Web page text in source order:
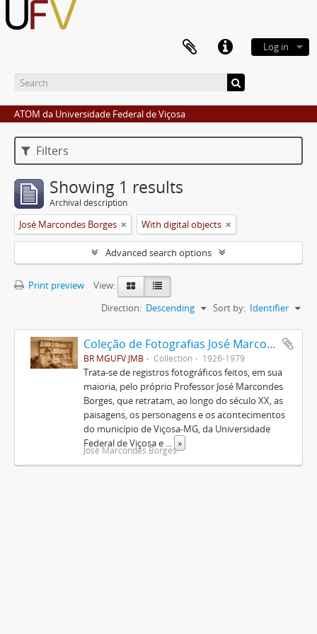
Log in
ATOM da Universidade Federal de Viçosa
Filters
Showing 1 results
Archival description
José Marcondes Borges With digital objects
Advanced search options
Print preview
View:
Sort by: Identifier
Direction: Descending
Coleção de Fotografias José Marcondes Borges
BR MGUFV JMB Collection 1926-1979
Trata-se de registros fotográficos feitos, em sua
maioria, pelo próprio Professor José Marcondes
Borges, que retratam, ao longo do século XX, as
paisagens, os personagens e os acontecimentos
do município de Viçosa-MG, da Universidade
Federal de Viçosa e
»
José Marcondes Borges